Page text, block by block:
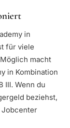
in
für viele
macht
in Kombination
III. Wenn du
beziehst,
Jobcenter